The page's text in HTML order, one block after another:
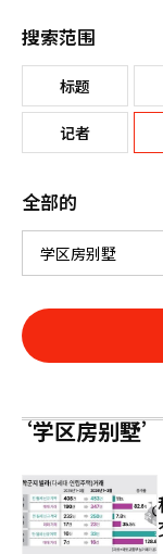
搜索范围
标题
记者
全部的
‘学区房别墅’